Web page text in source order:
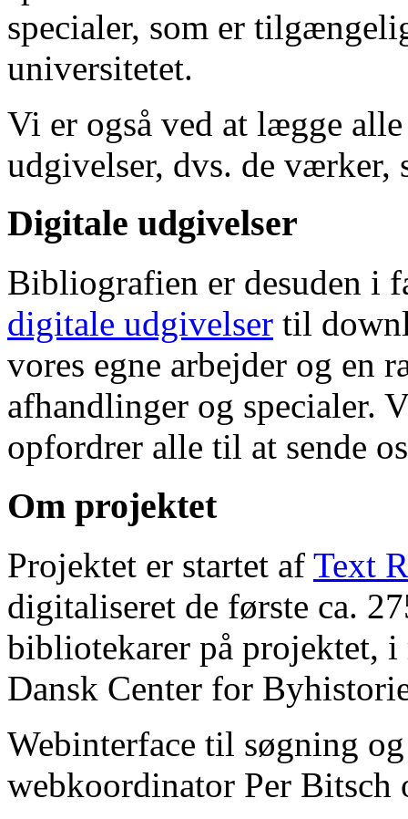
specialer, som er
universitetet.
Vi er også ved at lægge
udgivelser, dvs. de værker,
Digitale udgivelser
Bibliografien er desuden i
digitale udgivelser til
vores egne arbejder og en
afhandlinger og specialer.
opfordrer alle til at sende
Om projektet
Projektet er startet af Text
digitaliseret de første ca.
bibliotekarer på projektet, i
Dansk Center for
Webinterface til søgning
webkoordinator Per Bitsch